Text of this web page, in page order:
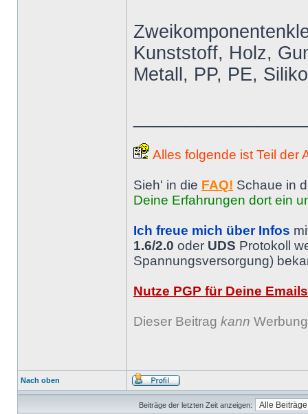
Kunststoff, Holz,
Metall, PP, PE,
Alles folgende ist Teil der
Sieh' in die FAQ! Schaue in
Deine Erfahrungen dort ein
Ich freue mich über Infos
1.6/2.0 oder UDS Protokoll
Spannungsversorgung)
Nutze PGP für Deine
Dieser Beitrag kann
Nach oben
Beiträge der letzten Zeit anzeigen: